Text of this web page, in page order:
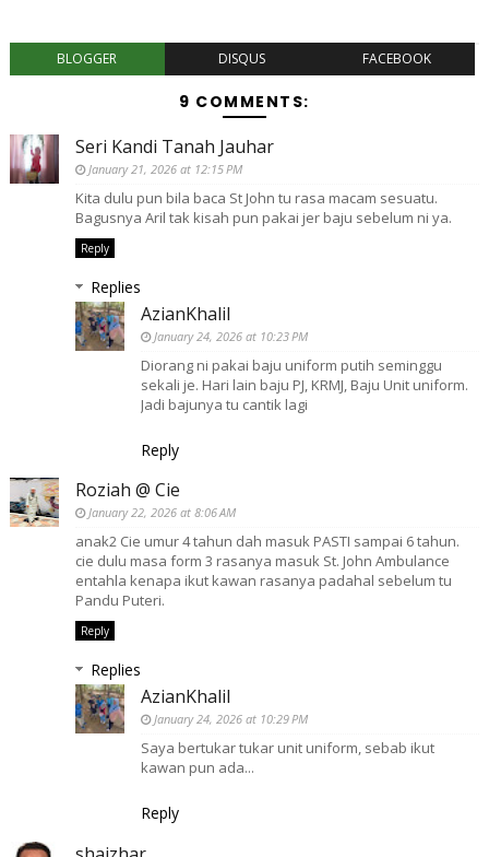
BLOGGER DISQUS FACEBOOK
9 COMMENTS:
Seri Kandi Tanah Jauhar
January 21, 2026 at 12:15 PM
Kita dulu pun bila baca St John tu rasa macam sesuatu.
Bagusnya Aril tak kisah pun pakai jer baju sebelum ni ya.
Reply
Replies
AzianKhalil
January 24, 2026 at 10:23 PM
Diorang ni pakai baju uniform putih seminggu
sekali je. Hari lain baju PJ, KRMJ, Baju Unit uniform.
Jadi bajunya tu cantik lagi
Reply
Roziah @ Cie
January 22, 2026 at 8:06 AM
anak2 Cie umur 4 tahun dah masuk PASTI sampai 6 tahun.
cie dulu masa form 3 rasanya masuk St. John Ambulance
entahla kenapa ikut kawan rasanya padahal sebelum tu
Pandu Puteri.
Reply
Replies
AzianKhalil
January 24, 2026 at 10:29 PM
Saya bertukar tukar unit uniform, sebab ikut
kawan pun ada...
Reply